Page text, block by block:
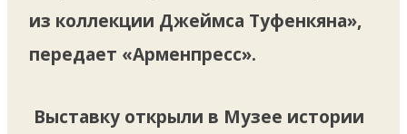
из коллекции Джеймса Туфенкяна»,
передает «Арменпресс».
Выставку открыли в Музее истории